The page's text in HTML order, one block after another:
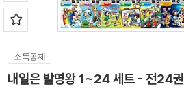
소득공제
내일은 발명왕 1~24 세트 - 전24권